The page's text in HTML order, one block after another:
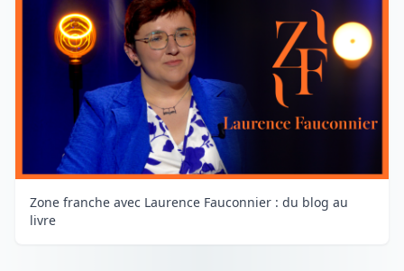
Zone franche avec Laurence Fauconnier : du blog au
livre